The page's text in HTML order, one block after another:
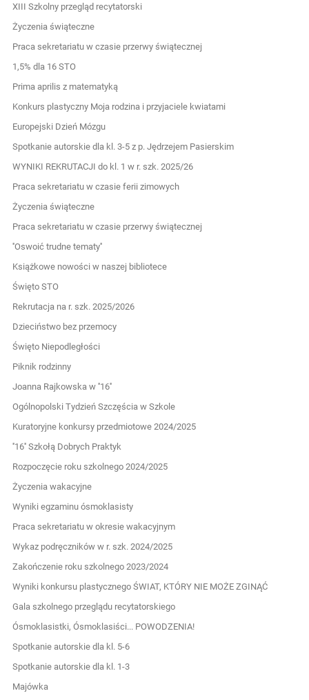
XIII Szkolny przegląd recytatorski
Życzenia świąteczne
Praca sekretariatu w czasie przerwy świątecznej
1,5% dla 16 STO
Prima aprilis z matematyką
Konkurs plastyczny Moja rodzina i przyjaciele kwiatami
Europejski Dzień Mózgu
Spotkanie autorskie dla kl. 3-5 z p. Jędrzejem Pasierskim
WYNIKI REKRUTACJI do kl. 1 w r. szk. 2025/26
Praca sekretariatu w czasie ferii zimowych
Życzenia świąteczne
Praca sekretariatu w czasie przerwy świątecznej
''Oswoić trudne tematy''
Książkowe nowości w naszej bibliotece
Święto STO
Rekrutacja na r. szk. 2025/2026
Dzieciństwo bez przemocy
Święto Niepodległości
Piknik rodzinny
Joanna Rajkowska w ''16''
Ogólnopolski Tydzień Szczęścia w Szkole
Kuratoryjne konkursy przedmiotowe 2024/2025
''16'' Szkołą Dobrych Praktyk
Rozpoczęcie roku szkolnego 2024/2025
Życzenia wakacyjne
Wyniki egzaminu ósmoklasisty
Praca sekretariatu w okresie wakacyjnym
Wykaz podręczników w r. szk. 2024/2025
Zakończenie roku szkolnego 2023/2024
Wyniki konkursu plastycznego ŚWIAT, KTÓRY NIE MOŻE ZGINĄĆ
Gala szkolnego przeglądu recytatorskiego
Ósmoklasistki, Ósmoklasiści... POWODZENIA!
Spotkanie autorskie dla kl. 5-6
Spotkanie autorskie dla kl. 1-3
Majówka